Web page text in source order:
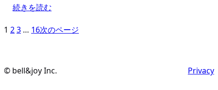
続きを読む
1 23 … 16次のページ
© bell&joy Inc. Privacy